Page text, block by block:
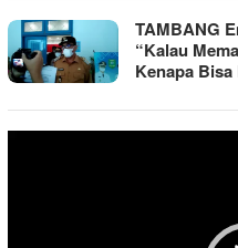
TAMBANG
“Kalau
Kenapa